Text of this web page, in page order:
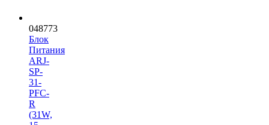
048773
Блок
Питания
ARJ-
SP-
31-
PFC-
R
(31W,